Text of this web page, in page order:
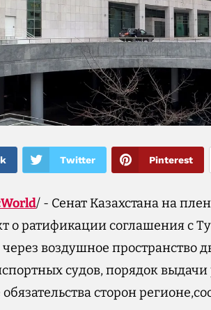
Twitter Pinterest
/ - Сенат Казахстана на
о ратификации соглашения с
воздушное пространство
судов, порядок
сторон